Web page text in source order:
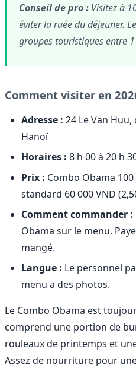
Conseil de pro : Visitez à
éviter la ruée du déjeuner.
groupes touristiques entre
Comment visiter en
Adresse : 24 Le Van
Hanoï
Horaires : 8 h 00 à 20 h
Prix : Combo Obama 100
standard 60 000 VND
Comment commander :
Obama sur le menu.
mangé.
Langue : Le personnel
menu a des photos.
Le Combo Obama est
comprend une portion de
rouleaux de printemps et
Assez de nourriture pour